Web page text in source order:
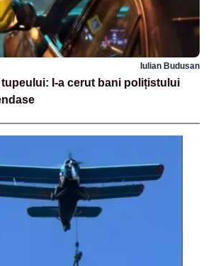
Iulian Budusan
I-a cerut bani polițistului